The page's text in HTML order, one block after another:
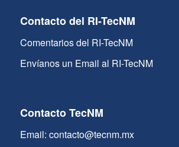
Contacto del RI-TecNM
Comentarios del RI-TecNM
Envíanos un Email al RI-TecNM
Contacto TecNM
Email: contacto@tecnm.mx